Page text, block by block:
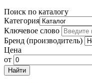
Поиск по каталогу
Категория
Ключевое слово
Бренд (производитель)
Цена
от